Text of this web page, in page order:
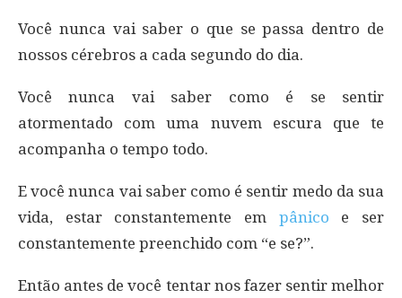
Você nunca vai saber o que se passa dentro de
nossos cérebros a cada segundo do dia.
Você nunca vai saber como é se sentir
atormentado com uma nuvem escura que te
acompanha o tempo todo.
E você nunca vai saber como é sentir medo da sua
vida, estar constantemente em pânico e ser
constantemente preenchido com “e se?”.
Então antes de você tentar nos fazer sentir melhor